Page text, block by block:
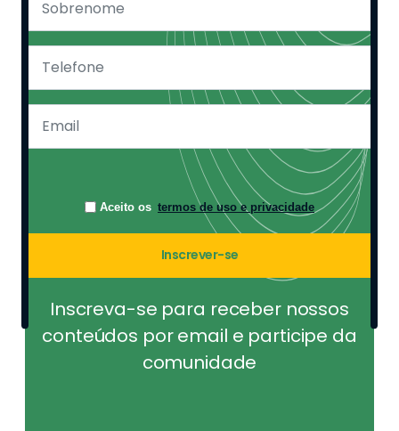
Aceito os termos de uso e privacidade
Inscrever-se
Inscreva-se para receber nossos
conteúdos por email e participe da
comunidade